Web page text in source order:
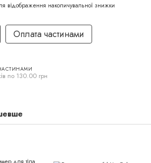
відображення накопичувальної знижки
Оплата частинами
по 130.00 грн